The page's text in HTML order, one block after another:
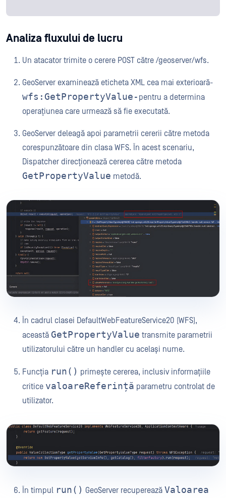
Analiza fluxului de lucru
Un atacator trimite o cerere POST către /geoserver/wfs.
GeoServer examinează eticheta XML cea mai exterioară-
wfs:GetPropertyValue- pentru a determina
operațiunea care urmează să fie executată.
GeoServer deleagă apoi parametrii cererii către metoda
corespunzătoare din clasa WFS. În acest scenariu,
Dispatcher direcționează cererea către metoda
GetPropertyValue metodă.
În cadrul clasei DefaultWebFeatureService20 (WFS),
această GetPropertyValue transmite parametrii
utilizatorului către un handler cu același nume.
Funcția run() primește cererea, inclusiv informațiile
critice valoareReferință parametru controlat de
utilizator.
În timpul run() GeoServer recuperează Valoarea